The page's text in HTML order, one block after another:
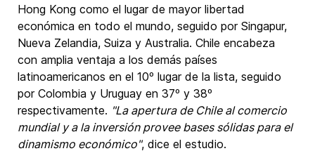
Hong Kong como el lugar de mayor libertad
económica en todo el mundo, seguido por Singapur,
Nueva Zelandia, Suiza y Australia. Chile encabeza
con amplia ventaja a los demás países
latinoamericanos en el 10º lugar de la lista, seguido
por Colombia y Uruguay en 37º y 38º
respectivamente. "La apertura de Chile al comercio
mundial y a la inversión provee bases sólidas para el
dinamismo económico", dice el estudio.